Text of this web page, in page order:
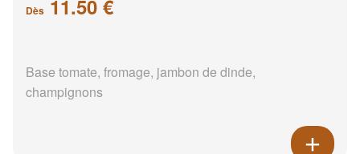
Dès 11.50 €
Base tomate, fromage, jambon de dinde,
champignons